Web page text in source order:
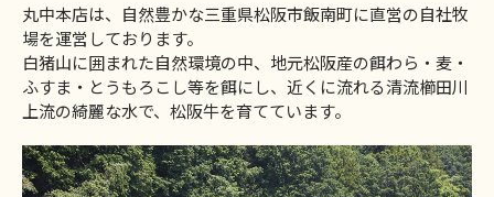
丸中本店は、自然豊かな三重県松阪市飯南町に直営の自社牧
場を運営しております。
白猪山に囲まれた自然環境の中、地元松阪産の餌わら・麦・
ふすま・とうもろこし等を餌にし、近くに流れる清流櫛田川
上流の綺麗な水で、松阪牛を育てています。